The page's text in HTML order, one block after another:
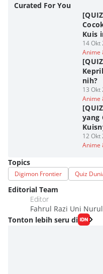
Curated For You
Kuis
14 Okt
Anime
nih?
13 Okt
Anime
yang
12 Okt
Anime
Topics
Digimon Frontier Quiz
Editorial Team
Editor
Fahrul Razi Uni
Tonton lebih seru di